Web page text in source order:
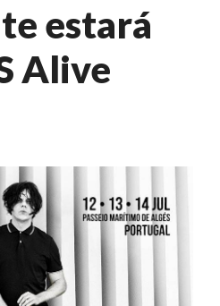
estará
Alive